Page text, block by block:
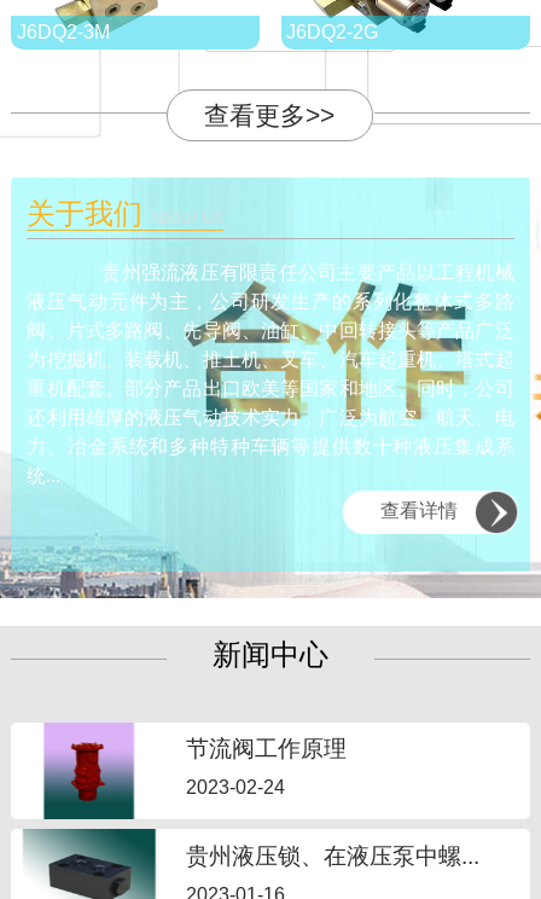
J6DQ2-3M J6DQ2-2G
查看更多>>
关于我们 ABOUT US
贵州强流液压有限责任公司主要产品以工程机械
液压气动元件为主，公司研发生产的系列化整体式多路
阀、片式多路阀、先导阀、油缸、中回转接头等产品广泛
为挖掘机、装载机、推土机、叉车、汽车起重机、塔式起
重机配套。部分产品出口欧美等国家和地区。同时，公司
还利用雄厚的液压气动技术实力，广泛为航空、航天、电
力、冶金系统和多种特种车辆等提供数十种液压集成系
统...
查看详情
新闻中心
节流阀工作原理
2023-02-24
贵州液压锁、在液压泵中螺...
2023-01-16